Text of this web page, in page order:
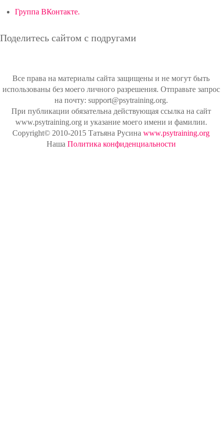
Группа ВКонтакте.
Поделитесь сайтом с подругами
Все права на материалы сайта защищены и не могут быть
использованы без моего личного разрешения. Отправьте запрос
на почту: support@psytraining.org.
При публикации обязательна действующая ссылка на сайт
www.psytraining.org и указание моего имени и фамилии.
Copyright© 2010-2015 Татьяна Русина www.psytraining.org
Наша Политика конфиденциальности